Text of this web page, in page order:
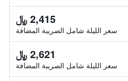
2,415 ﷼
سعر الليلة شامل الصريبة المضافة
2,621 ﷼
سعر الليلة شامل الصريبة المضافة